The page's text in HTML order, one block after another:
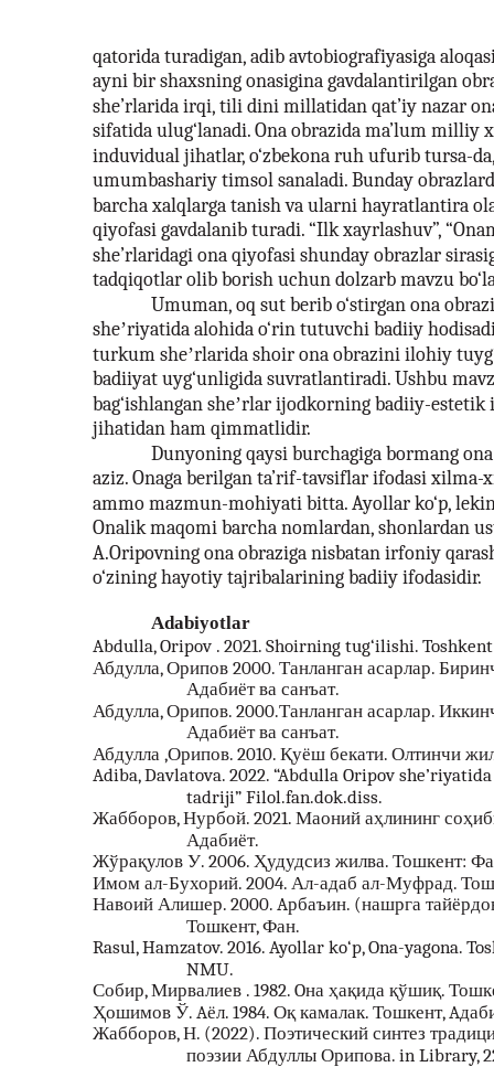
qatorida turadigan, adib avtobiografiyasiga
ayni bir shaxsning onasigina gavdalantirilgan
she’rlarida irqi, tili dini millatidan qat’iy nazar
sifatida ulug‘lanadi. Ona obrazida ma’lum milliy
induvidual jihatlar, o‘zbekona ruh ufurib tursa-da,
umumbashariy timsol sanaladi. Bunday
barcha xalqlarga tanish va ularni hayratlantira
qiyofasi gavdalanib turadi. “Ilk xayrlashuv”,
she’rlaridagi ona qiyofasi shunday obrazlar
tadqiqotlar olib borish uchun dolzarb mavzu
Umuman, oq sut berib o‘stirgan ona
sheʼriyatida alohida o‘rin tutuvchi badiiy
turkum sheʼrlarida shoir ona obrazini ilohiy
badiiyat uyg‘unligida suvratlantiradi. Ushbu
bag‘ishlangan sheʼrlar ijodkorning badiiy-
jihatidan ham qimmatlidir.
Dunyoning qaysi burchagiga bormang ona
aziz. Onaga berilgan ta’rif-tavsiflar ifodasi
ammo mazmun-mohiyati bitta. Ayollar ko‘p,
Onalik maqomi barcha nomlardan, shonlardan
A.Oripovning ona obraziga nisbatan irfoniy
o‘zining hayotiy tajribalarining badiiy ifodasidir.
Adabiyotlar
Abdulla, Oripov . 2021. Shoirning tug‘ilishi.
Абдулла, Орипов 2000. Танланган асарлар.
Адабиёт ва санъат.
Абдулла, Орипов. 2000.Танланган асарлар.
Адабиёт ва санъат.
Абдулла ,Орипов. 2010. Қуёш бекати. Олтинчи
Adiba, Davlatova. 2022. “Abdulla Oripov
tadriji” Filol.fan.dok.diss.
Жабборов, Нурбой. 2021. Маоний аҳлининг
Адабиёт.
Жўрақулов У. 2006. Ҳудудсиз жилва. Тошкент:
Имом ал-Бухорий. 2004. Ал-адаб ал-Муфрад.
Навоий Алишер. 2000. Aрбаъин. (нашрга
Тошкент, Фан.
Rasul, Hamzatov. 2016. Ayollar ko‘p, Ona-yagona.
NMU.
Собир, Мирвалиев . 1982. Oна ҳақида қўшиқ.
Ҳошимов Ў. Aёл. 1984. Оқ камалак. Тошкент,
Жабборов, Н. (2022). Поэтический синтез
поэзии Абдуллы Орипова. in Library,